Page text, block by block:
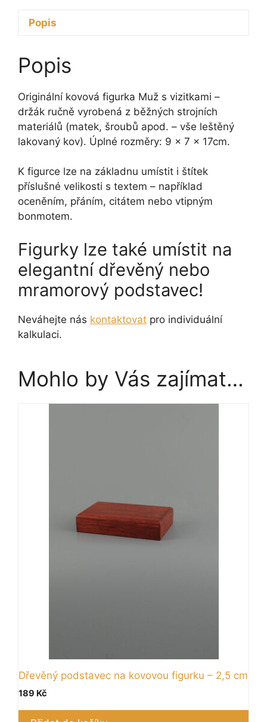
Popis
Popis
Originální kovová figurka Muž s vizitkami –
držák ručně vyrobená z běžných strojních
materiálů (matek, šroubů apod. – vše leštěný
lakovaný kov). Úplné rozměry: 9 x 7 x 17cm.
K figurce lze na základnu umístit i štítek
příslušné velikosti s textem – například
oceněním, přáním, citátem nebo vtipným
bonmotem.
Figurky lze také umístit na
elegantní dřevěný nebo
mramorový podstavec!
Neváhejte nás kontaktovat pro individuální
kalkulaci.
Mohlo by Vás zajímat…
Dřevěný podstavec na kovovou figurku – 2,5 cm
189 Kč